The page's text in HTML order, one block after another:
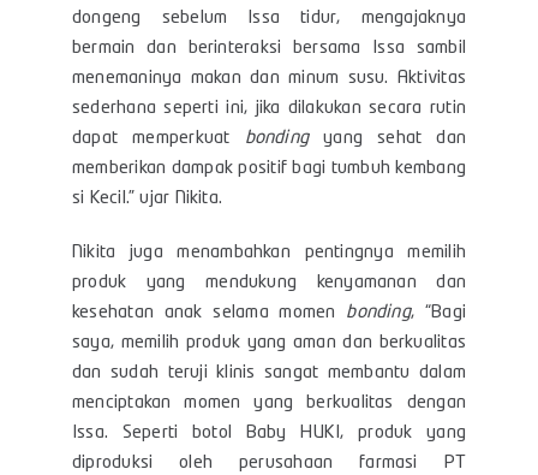
dongeng sebelum Issa tidur, mengajaknya
bermain dan berinteraksi bersama Issa sambil
menemaninya makan dan minum susu. Aktivitas
sederhana seperti ini, jika dilakukan secara rutin
dapat memperkuat bondingyang sehat dan
memberikan dampak positif bagi tumbuh kembang
si Kecil.” ujar Nikita.
Nikita juga menambahkan pentingnya memilih
produk yang mendukung kenyamanan dan
kesehatan anak selama momen bonding, “Bagi
saya, memilih produk yang aman dan berkualitas
dan sudah teruji klinis sangat membantu dalam
menciptakan momen yang berkualitas dengan
Issa. Seperti botol Baby HUKI, produk yang
diproduksi oleh perusahaan farmasi PT